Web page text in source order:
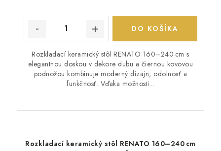
DO KOŠÍKA
Rozkladací keramický stôl RENATO 160–240 cm s
elegantnou doskou v dekore dubu a čiernou kovovou
podnožou kombinuje moderný dizajn, odolnosť a
funkčnosť. Vďaka možnosti...
Rozkladací keramický stôl RENATO 160–240 cm